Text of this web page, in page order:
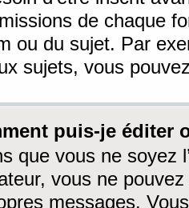
de chaque
ou du sujet. Par
sujets, vous
puis-je éditer
que vous ne soyez
vous ne
messages.